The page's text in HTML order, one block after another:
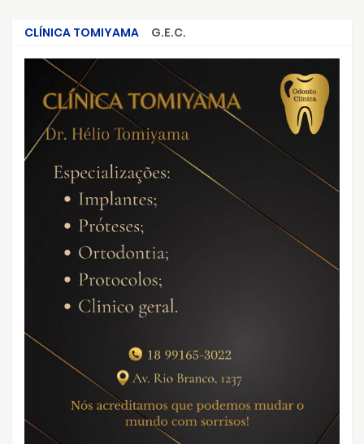
CLÍNICA TOMIYAMA
G.E.C.
CRIMES QUE ABALARAM O BRASIL